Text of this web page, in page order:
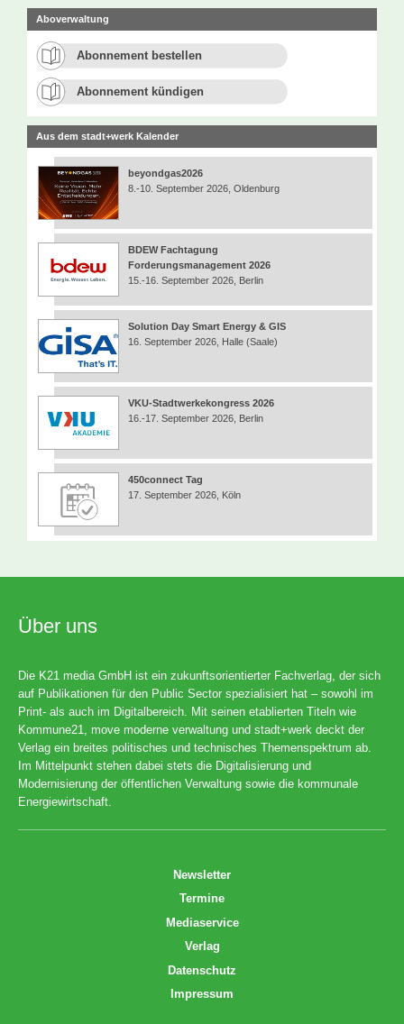
Aboverwaltung
Abonnement bestellen
Abonnement kündigen
Aus dem stadt+werk Kalender
beyondgas2026
8.-10. September 2026, Oldenburg
BDEW Fachtagung
Forderungsmanagement 2026
15.-16. September 2026, Berlin
Solution Day Smart Energy & GIS
16. September 2026, Halle (Saale)
VKU-Stadtwerkekongress 2026
16.-17. September 2026, Berlin
450connect Tag
17. September 2026, Köln
Über uns
Die K21 media GmbH ist ein zukunftsorientierter Fachverlag, der sich
auf Publikationen für den Public Sector spezialisiert hat – sowohl im
Print- als auch im Digitalbereich. Mit seinen etablierten Titeln wie
Kommune21, move moderne verwaltung und stadt+werk deckt der
Verlag ein breites politisches und technisches Themenspektrum ab.
Im Mittelpunkt stehen dabei stets die Digitalisierung und
Modernisierung der öffentlichen Verwaltung sowie die kommunale
Energiewirtschaft.
Newsletter
Termine
Mediaservice
Verlag
Datenschutz
Impressum